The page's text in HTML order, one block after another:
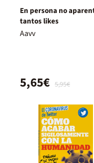
En persona no
tantos likes
Aavv
5,95€
5,65€